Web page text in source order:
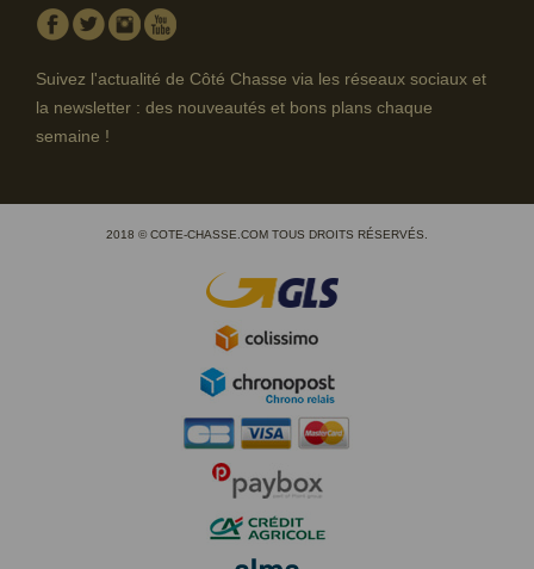
Facebook
TwitterInstagram
Suivez l'actualité de Côté Chasse via les réseaux sociaux et
la newsletter : des nouveautés et bons plans chaque
semaine !
2018 © COTE-CHASSE.COM TOUS DROITS RÉSERVÉS.